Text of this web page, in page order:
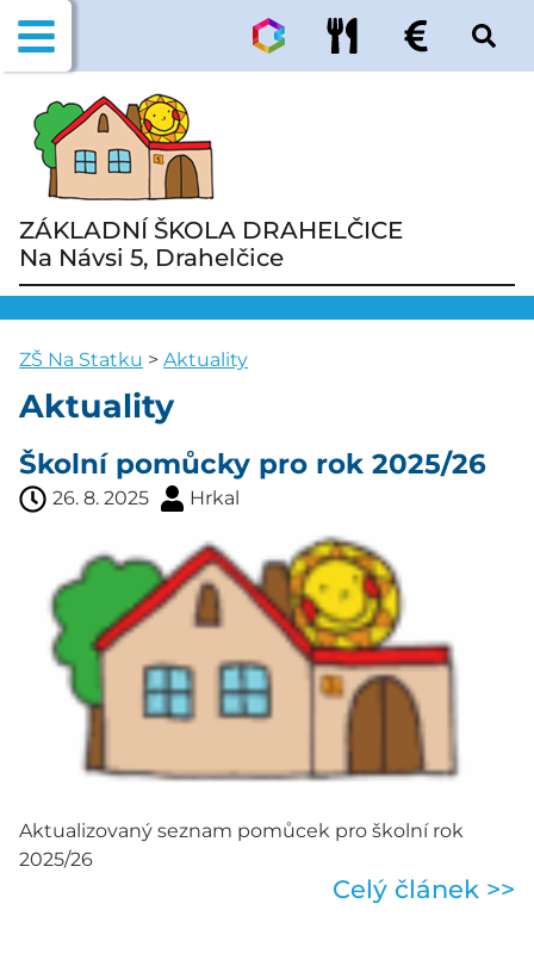
ZÁKLADNÍ ŠKOLA DRAHELČICE
Na Návsi 5, Drahelčice
ZŠ Na Statku > Aktuality
Aktuality
Školní pomůcky pro rok 2025/26
26. 8. 2025 Hrkal
Aktualizovaný seznam pomůcek pro školní rok
2025/26
Celý článek >>